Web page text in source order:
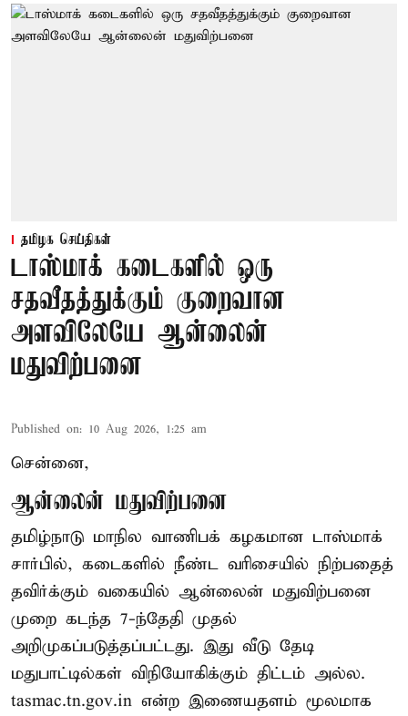
தமிழக செய்திகள்
டாஸ்மாக் கடைகளில் ஒரு
சதவீதத்துக்கும் குறைவான
அளவிலேயே ஆன்லைன்
மதுவிற்பனை
Published on: 10 Aug 2026, 1:25 am
சென்னை,
ஆன்லைன் மதுவிற்பனை
தமிழ்நாடு மாநில வாணிபக் கழகமான டாஸ்மாக்
சார்பில், கடைகளில் நீண்ட வரிசையில் நிற்பதைத்
தவிர்க்கும் வகையில் ஆன்லைன் மதுவிற்பனை
முறை கடந்த 7-ந்தேதி முதல்
அறிமுகப்படுத்தப்பட்டது. இது வீடு தேடி
மதுபாட்டில்கள் விநியோகிக்கும் திட்டம் அல்ல.
tasmac.tn.gov.in என்ற இணையதளம் மூலமாக